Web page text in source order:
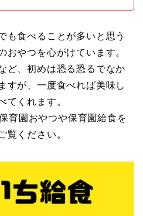
も食べることが多いと思う
おやつを心がけています。
ど、初めは恐る恐るでなか
すが、一度食べれば美味し
てくれます。
育園おやつや保育園給食を
覧ください。